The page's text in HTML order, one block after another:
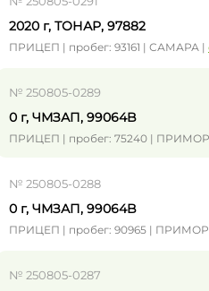
2020 г, ТОНАР, 97882
ПРИЦЕП | пробег: 93161 | САМАРА |
№ 250805-0289
0 г, ЧМЗАП, 99064B
ПРИЦЕП | пробег: 75240 |
№ 250805-0288
0 г, ЧМЗАП, 99064B
ПРИЦЕП | пробег: 90965 |
№ 250805-0287